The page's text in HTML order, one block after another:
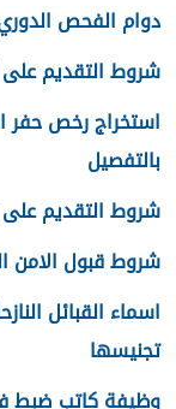
دوام الفحص الدوري
شروط التقديم على
بالتفصيل
شروط التقديم على
شروط قبول الامن
تجنيسها